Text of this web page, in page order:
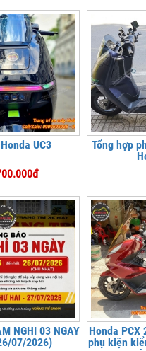
UC3
Tổng hợp
NGHỈ 03 NGÀY
07/2026)
Honda
phụ kiện